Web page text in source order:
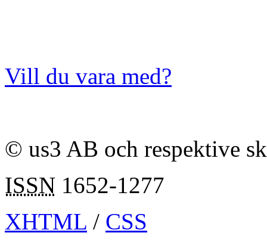
Vill du vara med?
© us3 AB och respektive
ISSN 1652-1277
XHTML / CSS